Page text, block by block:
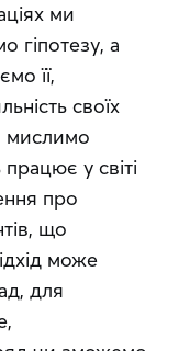
ми
гіпотезу, а
її,
своїх
мислимо
у світі
про
що
може
для